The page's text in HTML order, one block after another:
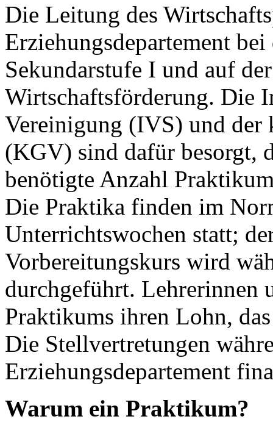
Die Leitung des
Erziehungsdepartement
Sekundarstufe I und auf
Wirtschaftsförderung. Die
Vereinigung (IVS) und der
(KGV) sind dafür besorgt,
benötigte Anzahl
Die Praktika finden im
Unterrichtswochen statt;
Vorbereitungskurs wird
durchgeführt. Lehrerinnen
Praktikums ihren Lohn,
Die Stellvertretungen
Erziehungsdepartement
Warum ein Praktikum?